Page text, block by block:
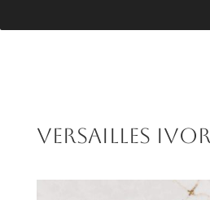
Versailles